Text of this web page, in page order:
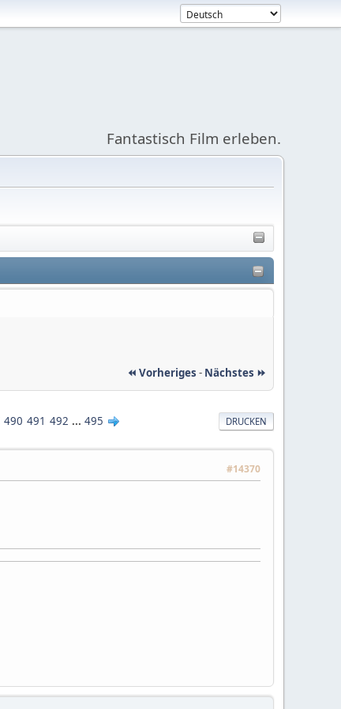
Fantastisch Film erleben.
⏪ Vorheriges - Nächstes ⏩
DRUCKEN
490 491 492 ... 495
#14370